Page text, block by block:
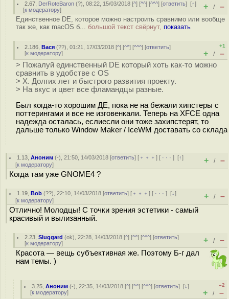
2.67 DerRoteBaron (?), 08:22, 15/03/2018 [^] [^^] [^^^] [ответить][↑]
[к модератору] + / –
Единственное DE, которое можно настроить сравнимо или вообще
так же, как macOS б... большой текст свёрнут, показать
2.186 ,Вася (??), 01:21, 17/03/2018 [^] [^^] [^^^] [ответить]
[к модератору]
+1
+ / –
> Пожалуй единственный DE который хоть как-то можно
сравнить в удобстве с OS
> X. Долгих лет и быстрого развития проекту.
> На вкус и цвет все фламандцы разные.
Был когда-то хорошим ДЕ, пока не на бежали хипстеры с
поттерингами и все не изговенкали. Теперь на XFCE одна
надежда осталась, еслиесли они тоже захипстерят, то
дальше только Window Maker / IceWM доставать со склада
1.13 ,Аноним (-), 21:50, 14/03/2018 [ответить] [ ﹢﹢﹢] [ · · ·][↑]
[к модератору] + / –
Когда там уже GNOME4 ?
1.19 ,Bob (??), 22:10, 14/03/2018 [ответить] [ ﹢﹢﹢] [ · · ·][↓]
[к модератору] + / –
Отлично! Молодцы! С точки зрения эстетики - самый
красивый и вылизанный.
2.23 ,Sluggard (ok), 22:28, 14/03/2018 [^] [^^] [^^^] [ответить]
[к модератору] + / –
Красота — вещь субъективная же. Поэтому Б-г дал
нам темы. )
3.25 ,Аноним (-), 22:35, 14/03/2018 [^] [^^] [^^^] [ответить][↓]
[к модератору]
–2
+ / –